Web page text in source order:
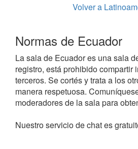
Volver a
Normas de Ecuador
La sala de Ecuador es una sala
registro, está prohibido compartir
terceros. Se cortés y trata a los
manera respetuosa.
moderadores de la sala para
Nuestro servicio de chat es